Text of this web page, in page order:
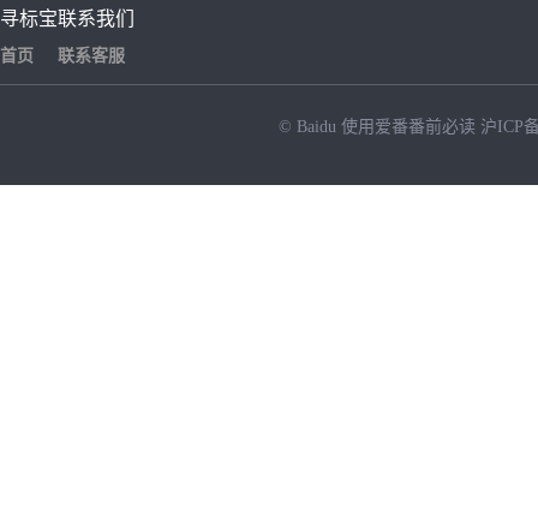
寻标宝
首页
联系我们
联系客服
© Baidu 使用爱番番前必读 沪ICP